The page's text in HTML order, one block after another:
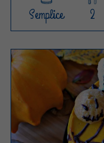
Semplice 2